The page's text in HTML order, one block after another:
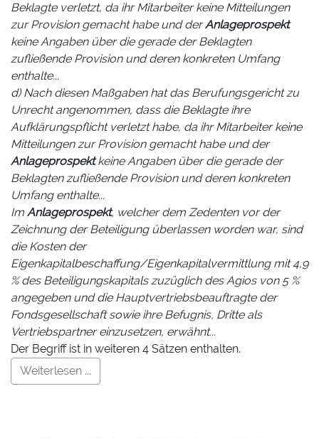
Beklagte verletzt, da ihr Mitarbeiter keine Mitteilungen
zur Provision gemacht habe und derAnlageprospekt
keine Angaben über die gerade der Beklagten
zufließende Provision und deren konkreten Umfang
enthalte...
d) Nach diesen Maßgaben hat das Berufungsgericht zu
Unrecht angenommen, dass die Beklagte ihre
Aufklärungspflicht verletzt habe, da ihr Mitarbeiter keine
Mitteilungen zur Provision gemacht habe und der
Anlageprospektkeine Angaben über die gerade der
Beklagten zufließende Provision und deren konkreten
Umfang enthalte...
Im Anlageprospekt, welcher dem Zedenten vor der
Zeichnung der Beteiligung überlassen worden war, sind
die Kosten der
Eigenkapitalbeschaffung/Eigenkapitalvermittlung mit 4,9
% des Beteiligungskapitals zuzüglich des Agios von 5 %
angegeben und die Hauptvertriebsbeauftragte der
Fondsgesellschaft sowie ihre Befugnis, Dritte als
Vertriebspartner einzusetzen, erwähnt...
Der Begriff ist in weiteren 4 Sätzen enthalten.
Weiterlesen ...